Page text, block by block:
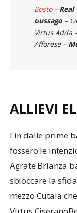
GARA DI
Bosto–Real
Gussago–
Virtus Adda
ALLIEVI
Fin dalle prime
fossero le
Agrate Brianza
sbloccare la
mezzo Cutaia